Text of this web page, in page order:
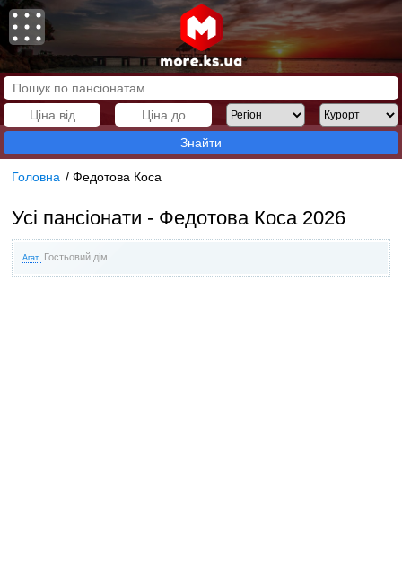
Знайти
Головна /Федотова Коса
Усі пансіонати - Федотова Коса 2026
Агат Гостьовий дім